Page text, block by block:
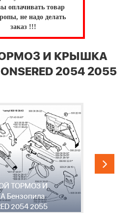
оплачивать товар
не надо делать
заказ !!!
И КРЫШКА
2054 2055
ТОРМОЗ И
Бензопила
2054 2055